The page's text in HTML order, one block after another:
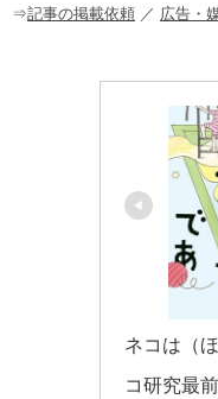
o
⇒記事の掲載依頼 ／ 広告・
ネコは（
コ研究最